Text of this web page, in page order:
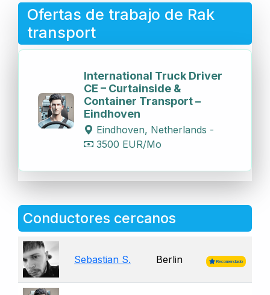
Ofertas de trabajo de Rak
transport
International Truck Driver
CE – Curtainside &
Container Transport –
Eindhoven
Eindhoven, Netherlands -
3500 EUR/Mo
Conductores cercanos
Sebastian S. Berlin Recomendado